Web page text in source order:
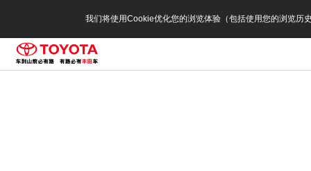
我们将使用Cookie优化您的浏览体验（包括使用您的浏览历